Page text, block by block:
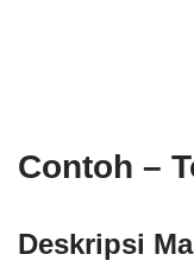
Contoh –
Deskripsi